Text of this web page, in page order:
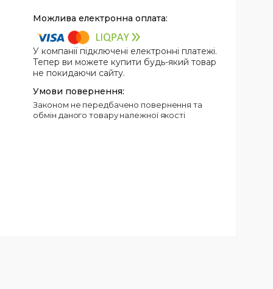
У компанії підключені електронні платежі.
Тепер ви можете купити будь-який товар
не покидаючи сайту.
Законом не передбачено повернення та
обмін даного товару належної якості